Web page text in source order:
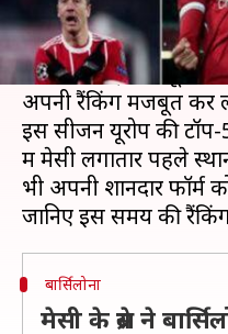
भले ही इस वीकेंड लियोनल
के ब्रेस उनकी टीमों को
दोनों खिलाड़ियों ने
अपनी रैंकिंग मजबूत कर
इस सीजन यूरोप की
में मेसी लगातार पहले
भी अपनी शानदार फॉर्म
बार्सिलोना
मेसी के ब्रेस ने